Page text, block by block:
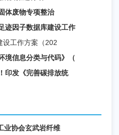
体废物专项整治
迹因子数据库建设工作
设工作方案（202
境信息分类与代码》（
印发《完善碳排放统
业协会玄武岩纤维